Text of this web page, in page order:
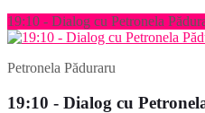
19:10 - Dialog cu Petronela
Petronela Păduraru
19:10 - Dialog cu